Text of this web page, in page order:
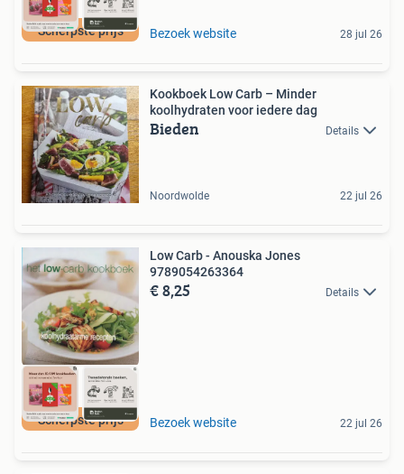
Scherpste prijs Bezoek website 28 jul 26
Kookboek Low Carb – Minder
koolhydraten voor iedere dag
Bieden Details
Noordwolde 22 jul 26
Scherpste prijs
Low Carb - Anouska Jones
9789054263364
€ 8,25 Details
Bezoek website 22 jul 26